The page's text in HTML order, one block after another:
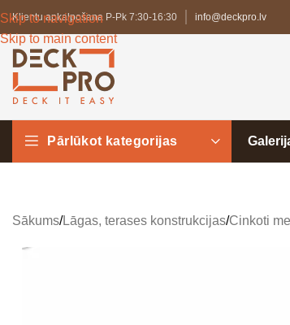
Skip to navigation
Skip to main content
Klientu apkalpošana P-Pk 7:30-16:30 info@deckpro.lv
Pārlūkot kategorijas
Sākums/Lāgas, terases konstrukcijas/Cinkoti